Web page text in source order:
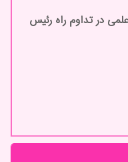
در تداوم راه رئیس